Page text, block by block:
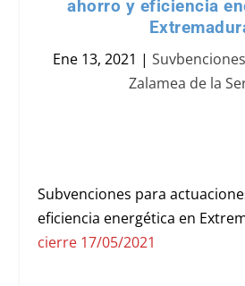
ahorro y eficiencia
Ene 13, 2021 |
Zalamea de la
Subvenciones para
eficiencia energética en
cierre 17/05/2021